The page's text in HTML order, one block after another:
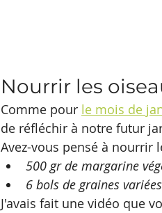
Nourrir les
Comme pour le mois de
de réfléchir à notre futur
Avez-vous pensé à nourrir
500 gr de margarine
6 bols de graines
J'avais fait une vidéo que